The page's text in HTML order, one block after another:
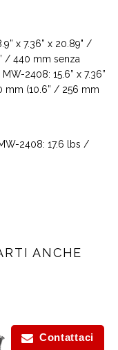
x 7.36” x 20.89" /
/ 440 mm senza
2408: 15.6” x 7.36”
mm (10.6” / 256 mm
2408: 17.6 lbs /
ANCHE
Contattaci